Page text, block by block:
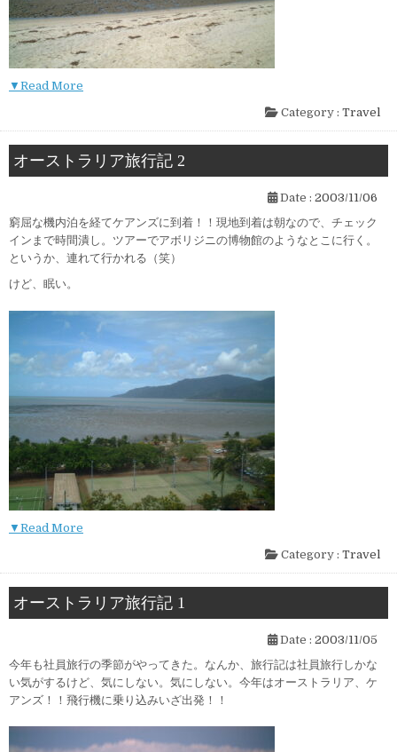
▼Read More
Category : Travel
オーストラリア旅行記 2
Date : 2003/11/06
窮屈な機内泊を経てケアンズに到着！！現地到着は朝なので、チェック
インまで時間潰し。ツアーでアボリジニの博物館のようなとこに行く。
というか、連れて行かれる（笑）
けど、眠い。
▼Read More
Category : Travel
オーストラリア旅行記 1
Date : 2003/11/05
今年も社員旅行の季節がやってきた。なんか、旅行記は社員旅行しかな
い気がするけど、気にしない。気にしない。今年はオーストラリア、ケ
アンズ！！飛行機に乗り込みいざ出発！！